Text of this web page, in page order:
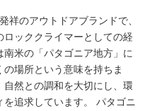
祥のアウトドアブランドで、
ッククライマーとしての経
米の「パタゴニア地方」に
場所という意味を持ちま
然との調和を大切にし、環
追求しています。 パタゴニ